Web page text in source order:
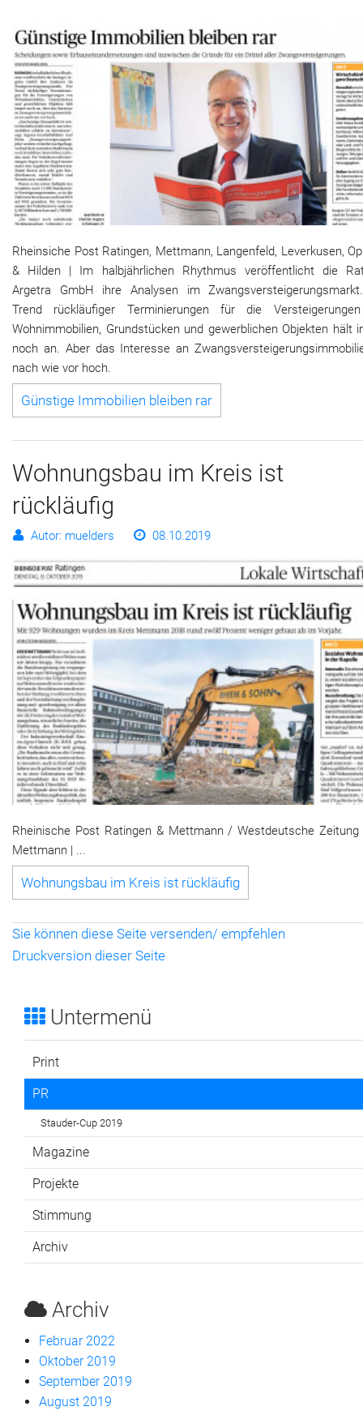
Rheinsiche Post Ratingen, Mettmann, Langenfeld, Leverkusen,
& Hilden | Im halbjährlichen Rhythmus veröffentlicht die
Argetra GmbH ihre Analysen im
Trend rückläufiger Terminierungen für die
Wohnimmobilien, Grundstücken und gewerblichen Objekten hält
noch an. Aber das Interesse an
nach wie vor hoch.
Günstige Immobilien bleiben rar
Wohnungsbau im Kreis ist
rückläufig
Autor: muelders 08.10.2019
Rheinische Post Ratingen & Mettmann / Westdeutsche Zeitung
Mettmann | ...
Wohnungsbau im Kreis ist rückläufig
Sie können diese Seite versenden/ empfehlen
Druckversion dieser Seite
Untermenü
Print
PR
Stauder-Cup 2019
Magazine
Projekte
Stimmung
Archiv
Archiv
Februar 2022
Oktober 2019
September 2019
August 2019